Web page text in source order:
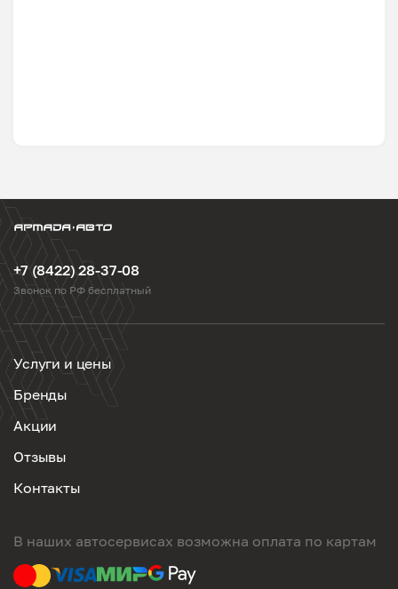
+7 (8422) 28-37-08
Звонок по РФ бесплатный
Услуги и цены
Бренды
Акции
Отзывы
Контакты
В наших автосервисах возможна оплата по картам